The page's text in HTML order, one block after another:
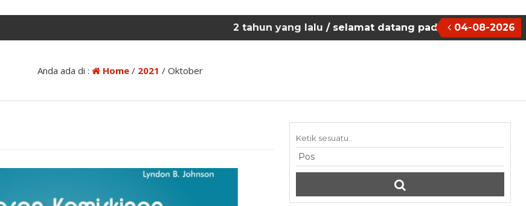
04-08-2026
2 tahun yang lalu/ selamat datang pada situs website sekolah
Anda ada di : Home / 2021 / Oktober